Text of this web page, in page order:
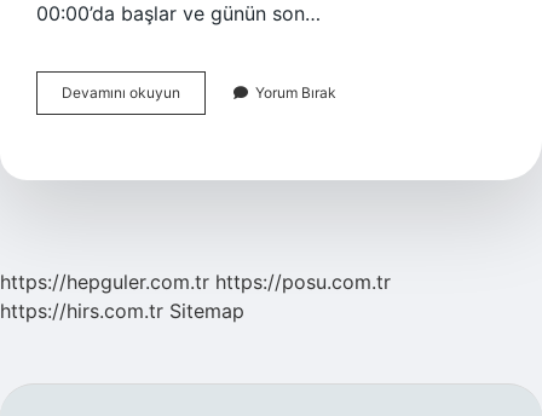
00:00’da başlar ve günün son…
Devamını okuyun
Doğru
Olur
Yorum Bırak
https://hepguler.com.tr https://posu.com.tr
https://hirs.com.tr Sitemap